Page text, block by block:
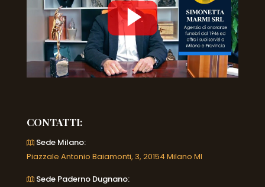
CONTATTI:
Sede Milano:
Piazzale Antonio Baiamonti, 3, 20154 Milano MI
Sede Paderno Dugnano: